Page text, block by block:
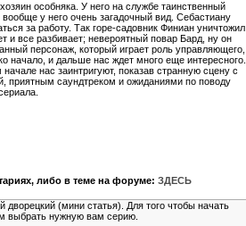
особняка. У него на службе таинственный
у него очень загадочный вид. Себастиану
за работу. Так горе-садовник Финиан уничтожил
и все разбивает; невероятный повар Бард, ну он
персонаж, который играет роль управляющего,
начало, и дальше нас ждет много еще интересного.
нас заинтригуют, показав странную сцену с
приятным саундтреком и ожиданиями по поводу
либо в теме на форуме: ЗДЕСЬ
(мини статья). Для того чтобы начать
выбрать нужную вам серию.